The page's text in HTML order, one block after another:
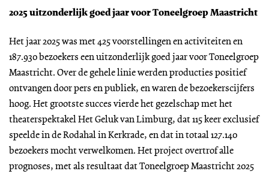
2025 uitzonderlijk goed jaar voor Toneelgroep Maastricht
Het jaar 2025 was met 425 voorstellingen en activiteiten en
187.930 bezoekers een uitzonderlijk goed jaar voor Toneelgroep
Maastricht. Over de gehele linie werden producties positief
ontvangen door pers en publiek, en waren de bezoekerscijfers
hoog. Het grootste succes vierde het gezelschap met het
theaterspektakel Het Geluk van Limburg, dat 115 keer exclusief
speelde in de Rodahal in Kerkrade, en dat in totaal 127.140
bezoekers mocht verwelkomen. Het project overtrof alle
prognoses, met als resultaat dat Toneelgroep Maastricht 2025